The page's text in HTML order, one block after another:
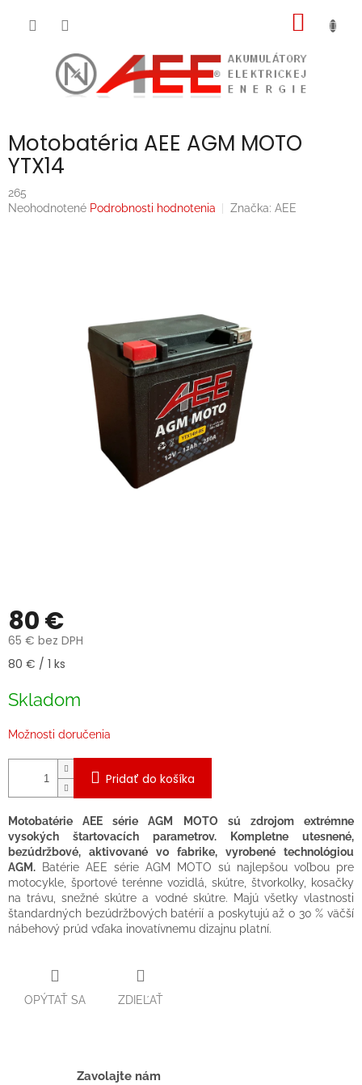
Motobatéria AEE AGM MOTO
YTX14
265
Priemerné
Neohodnotené Podrobnosti hodnotenia Značka: AEE
80 €
65 € bez DPH
Jednotková
80 € / 1 ks
Skladom
Možnosti doručenia
Pridať do košíka
Motobatérie AEE série AGM MOTO sú zdrojom extrémne
vysokých štartovacích parametrov. Kompletne utesnené,
bezúdržbové, aktivované vo fabrike, vyrobené technológiou
AGM. Batérie AEE série AGM MOTO sú najlepšou voľbou pre
motocykle, športové terénne vozidlá, skútre, štvorkolky, kosačky
na trávu, snežné skútre a vodné skútre. Majú všetky vlastnosti
štandardných bezúdržbových batérií a poskytujú až o 30 % väčší
nábehový prúd vďaka inovatívnemu dizajnu platní.
OPÝTAŤ SA ZDIEĽAŤ
Zavolajte nám